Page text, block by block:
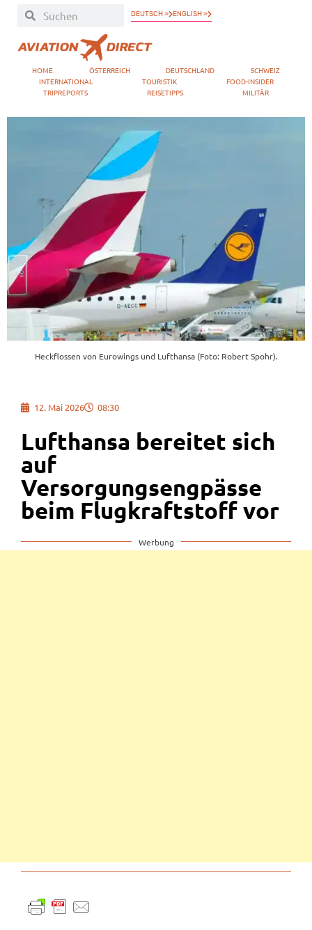
DEUTSCH » ENGLISH »
HOME ÖSTERREICH DEUTSCHLAND
SCHWEIZ
INTERNATIONAL
TOURISTIK
FOOD-INSIDER
TRIPREPORTS
REISETIPPS MILITÄR
Heckflossen von Eurowings und Lufthansa (Foto: Robert Spohr).
12. Mai 2026 08:30
Lufthansa bereitet sich
auf
Versorgungsengpässe
beim Flugkraftstoff vor
Werbung